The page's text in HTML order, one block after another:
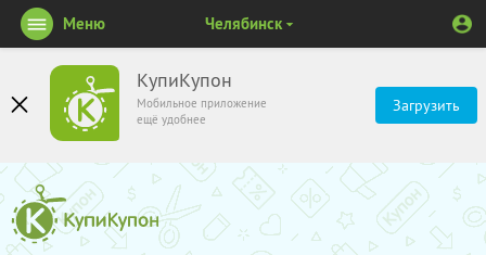
КупиКупон
Мобильное приложение
ещё удобнее
Загрузить
Меню Челябинск